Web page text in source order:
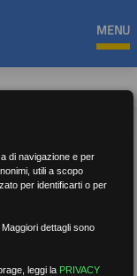
MENU
di navigazione e per
utili a scopo
per identificarti o per
dettagli sono
leggi la PRIVACY